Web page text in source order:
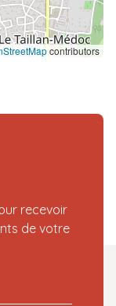
contributors
recevoir
de votre